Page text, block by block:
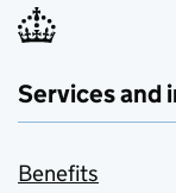
Services and
Benefits